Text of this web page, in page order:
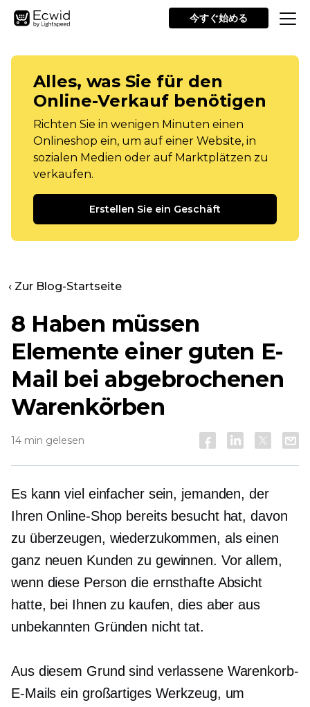
今すぐ始める
Alles, was Sie für den
Online-Verkauf benötigen
Richten Sie in wenigen Minuten einen
Onlineshop ein, um auf einer Website, in
sozialen Medien oder auf Marktplätzen zu
verkaufen.
Erstellen Sie ein Geschäft
‹ Zur Blog-Startseite
8 Haben müssen
Elemente einer guten E-
Mail bei abgebrochenen
Warenkörben
14 min gelesen
Es kann viel einfacher sein, jemanden, der
Ihren Online-Shop bereits besucht hat, davon
zu überzeugen, wiederzukommen, als einen
ganz neuen Kunden zu gewinnen. Vor allem,
wenn diese Person die ernsthafte Absicht
hatte, bei Ihnen zu kaufen, dies aber aus
unbekannten Gründen nicht tat.
Aus diesem Grund sind verlassene Warenkorb-
E-Mails ein großartiges Werkzeug, um